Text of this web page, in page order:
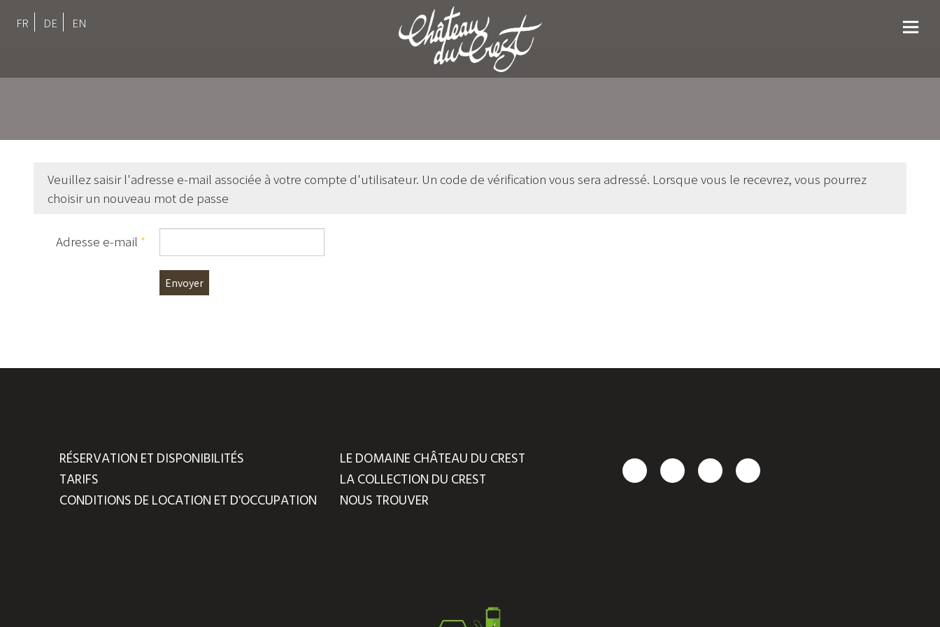
FR DE EN
Veuillez saisir l'adresse e-mail associée à votre compte d'utilisateur. Un code de vérification vous sera adressé. Lorsque vous le recevrez, vous pourrez
choisir un nouveau mot de passe
Adresse e-mail *
Envoyer
RÉSERVATION ET DISPONIBILITÉS
TARIFS
CONDITIONS DE LOCATION ET D'OCCUPATION
LE DOMAINE CHÂTEAU DU CREST
LA COLLECTION DU CREST
NOUS TROUVER